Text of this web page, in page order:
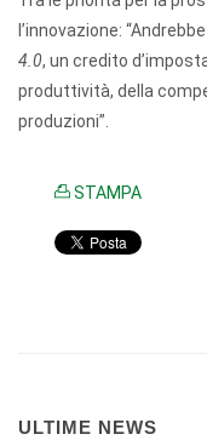
l’innovazione:
4.0, un credito
produttività, della
produzioni”.
STAMPA
ULTIME NEWS